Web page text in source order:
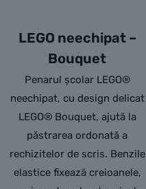
LEGO neechipat –
Bouquet
Penarul școlar LEGO®
neechipat, cu design delicat
LEGO® Bouquet, ajută la
păstrarea ordonată a
rechizitelor de scris. Benzile
elastice fixează creioanele,